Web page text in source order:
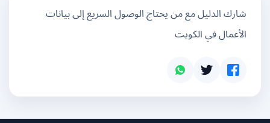
شارك الدليل مع من يحتاج الوصول السريع إلى بيانات
الأعمال في الكويت